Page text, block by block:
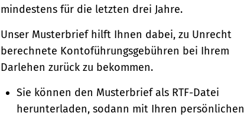
mindestens für die letzten drei Jahre.
Unser Musterbrief hilft Ihnen dabei, zu Unrecht
berechnete Kontoführungsgebühren bei Ihrem
Darlehen zurück zu bekommen.
Sie können den Musterbrief als RTF-Datei
herunterladen, sodann mit Ihren persönlichen